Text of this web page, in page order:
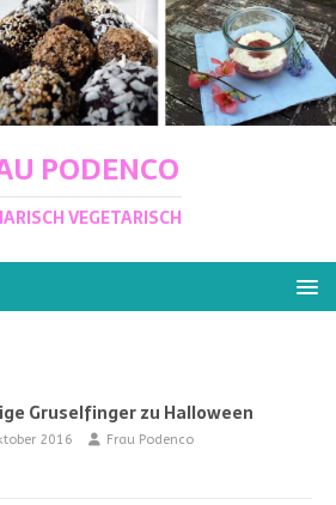
PODENCO
VEGETARISCH
Gruselfinger zu Halloween
2016 Frau Podenco